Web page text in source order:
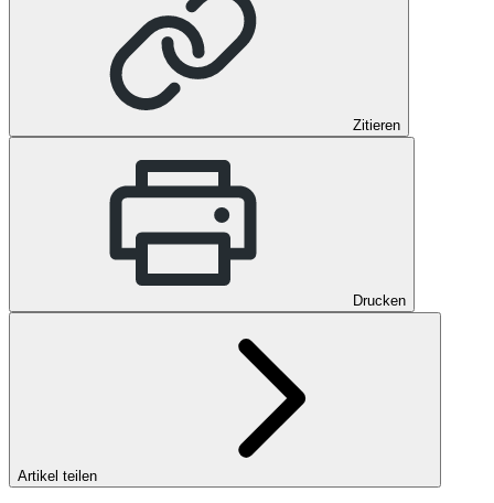
Zitieren
Drucken
Artikel teilen